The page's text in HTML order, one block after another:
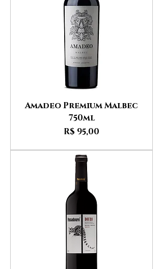
Amadeo Premium Malbec
750ml
Preço
R$ 95,00